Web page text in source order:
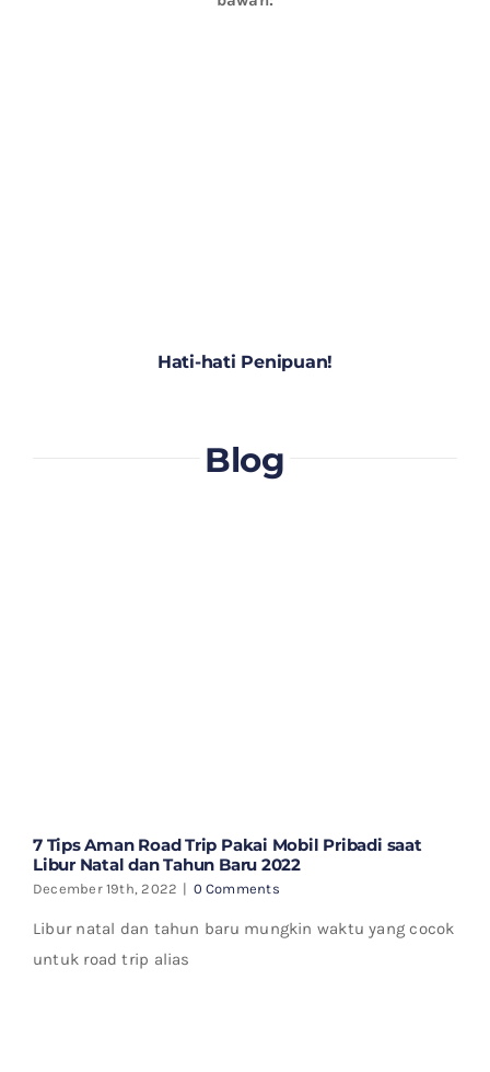
Hati-hati Penipuan!
Blog
7 Tips Aman Road Trip Pakai Mobil Pribadi saat
Libur Natal dan Tahun Baru 2022
December 19th, 2022 | 0 Comments
Libur natal dan tahun baru mungkin waktu yang cocok
untuk road trip alias